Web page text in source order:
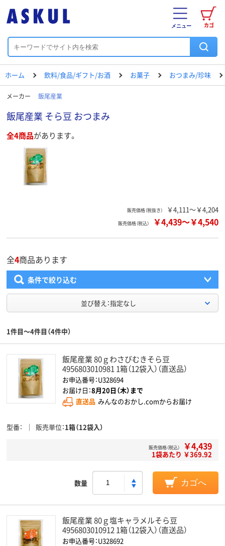
カゴ
メニュー
ホーム 飲料/食品/ギフト/お酒 お菓子 おつまみ/珍味
メーカー 飯尾産業
飯尾産業 そら豆 おつまみ
全4商品があります。
販売価格（税抜き） ￥4,111～￥4,204
販売価格（税込） ￥4,439～￥4,540
全4商品あります
条件で絞り込む
並び替え：指定なし
1件目～4件目（4件中）
飯尾産業 80ｇわさびむきそら豆
4956803010981 1箱（12袋入）（直送品）
お申込番号：U328694
お届け日：8月20日（木）まで
直送品 みんなのおかし.comからお届け
型番 販売単位 1箱（12袋入）
販売価格（税込） ￥4,439
1袋あたり ￥369.92
数量 カゴへ
飯尾産業 80ｇ塩キャラメルそら豆
4956803010912 1箱（12袋入）（直送品）
お申込番号：U328692